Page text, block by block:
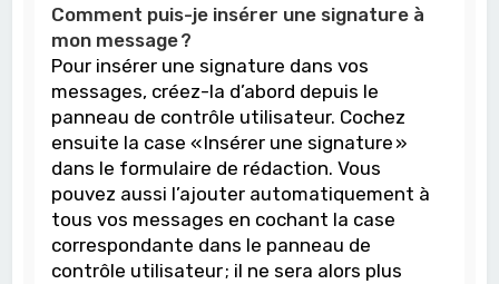
Comment puis-je insérer une signature à
mon message ?
Pour insérer une signature dans vos
messages, créez-la d’abord depuis le
panneau de contrôle utilisateur. Cochez
ensuite la case « Insérer une signature »
dans le formulaire de rédaction. Vous
pouvez aussi l’ajouter automatiquement à
tous vos messages en cochant la case
correspondante dans le panneau de
contrôle utilisateur ; il ne sera alors plus